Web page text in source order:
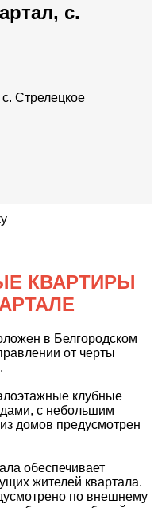
с.
Стрелецкое
КВАРТИРЫ
в Белгородском
от черты
клубные
с небольшим
домов предусмотрен
обеспечивает
жителей квартала.
по внешнему